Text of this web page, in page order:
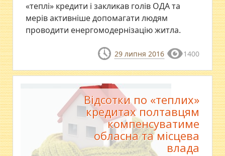
«теплі» кредити і закликав голів ОДА та
мерів активніше допомагати людям
проводити енергомодернізацію житла.
29 липня 2016 1400
Відсотки по «теплих»
кредитах полтавцям
компенсуватиме
обласна та місцева
влада